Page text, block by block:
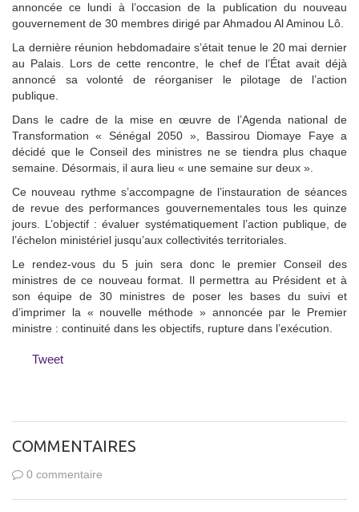
annoncée ce lundi à l’occasion de la publication du nouveau
gouvernement de 30 membres dirigé par Ahmadou Al Aminou Lô.
La dernière réunion hebdomadaire s’était tenue le 20 mai dernier
au Palais. Lors de cette rencontre, le chef de l’État avait déjà
annoncé sa volonté de réorganiser le pilotage de l’action
publique.
Dans le cadre de la mise en œuvre de l’Agenda national de
Transformation « Sénégal 2050 », Bassirou Diomaye Faye a
décidé que le Conseil des ministres ne se tiendra plus chaque
semaine. Désormais, il aura lieu « une semaine sur deux ».
Ce nouveau rythme s’accompagne de l’instauration de séances
de revue des performances gouvernementales tous les quinze
jours. L’objectif : évaluer systématiquement l’action publique, de
l’échelon ministériel jusqu’aux collectivités territoriales.
Le rendez-vous du 5 juin sera donc le premier Conseil des
ministres de ce nouveau format. Il permettra au Président et à
son équipe de 30 ministres de poser les bases du suivi et
d’imprimer la « nouvelle méthode » annoncée par le Premier
ministre : continuité dans les objectifs, rupture dans l’exécution.
Tweet
COMMENTAIRES
0 commentaire